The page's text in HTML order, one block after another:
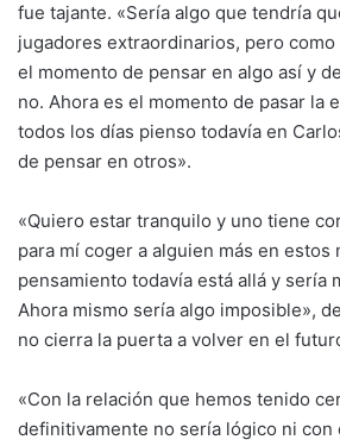
fue tajante. «Sería algo que tendría
jugadores extraordinarios, pero
el momento de pensar en algo así y
no. Ahora es el momento de pasar la
todos los días pienso todavía en
de pensar en otros».
«Quiero estar tranquilo y uno tiene
para mí coger a alguien más en estos
pensamiento todavía está allá y sería
Ahora mismo sería algo imposible»,
no cierra la puerta a volver en el
«Con la relación que hemos tenido
definitivamente no sería lógico ni con